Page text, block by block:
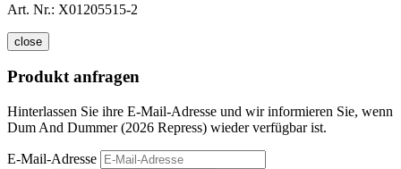
Art. Nr.: X01205515-2
close
Produkt anfragen
Hinterlassen Sie ihre E-Mail-Adresse und wir informieren Sie, wenn
Dum And Dummer (2026 Repress) wieder verfügbar ist.
E-Mail-Adresse